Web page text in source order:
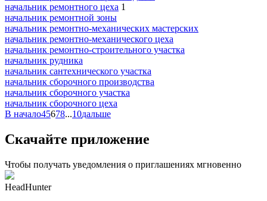
начальник ремонтного цеха 1
начальник ремонтной зоны
начальник ремонтно-механических мастерских
начальник ремонтно-механического цеха
начальник ремонтно-строительного участка
начальник рудника
начальник сантехнического участка
начальник сборочного производства
начальник сборочного участка
начальник сборочного цеха
В начало45678...10дальше
Скачайте приложение
Чтобы получать уведомления о приглашениях мгновенно
HeadHunter